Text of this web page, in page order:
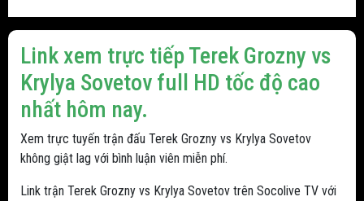
Link xem trực tiếp Terek Grozny vs
Krylya Sovetov full HD tốc độ cao
nhất hôm nay.
Xem trực tuyến trận đấu Terek Grozny vs Krylya Sovetov
không giật lag với bình luận viên miễn phí.
Link trận Terek Grozny vs Krylya Sovetov trên Socolive TV với